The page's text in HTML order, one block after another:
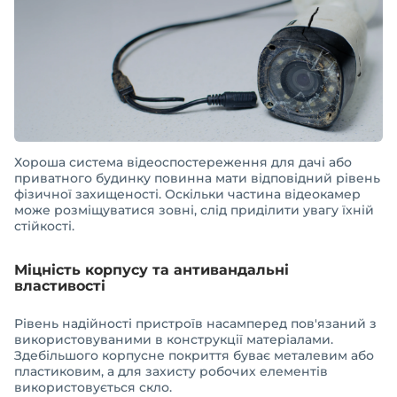
Хороша система відеоспостереження для дачі або
приватного будинку повинна мати відповідний рівень
фізичної захищеності. Оскільки частина відеокамер
може розміщуватися зовні, слід приділити увагу їхній
стійкості.
Міцність корпусу та антивандальні
властивості
Рівень надійності пристроїв насамперед пов'язаний з
використовуваними в конструкції матеріалами.
Здебільшого корпусне покриття буває металевим або
пластиковим, а для захисту робочих елементів
використовується скло.